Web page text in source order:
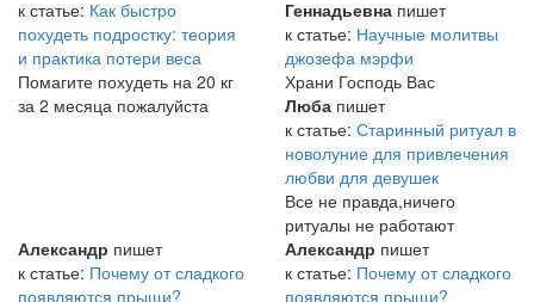
к статье: Как быстро
похудеть подростку: теория
и практика потери веса
Помагите похудеть на 20 кг
за 2 месяца пожалуйста
Геннадьевна пишет
к статье: Научные молитвы
джозефа мэрфи
Храни Господь Вас
Люба пишет
к статье: Старинный ритуал в
новолуние для привлечения
любви для девушек
Все не правда,ничего
ритуалы не работают
Александр пишет
к статье: Почему от сладкого
появляются прыщи?
Александр пишет
к статье: Почему от сладкого
появляются прыщи?